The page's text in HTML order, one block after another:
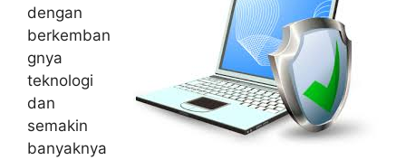
dengan
berkemban
gnya
teknologi
dan
semakin
banyaknya